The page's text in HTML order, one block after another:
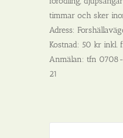
timmar och sker
Adress:
Kostnad: 50 kr inkl.
Anmälan: tfn 0708-
21